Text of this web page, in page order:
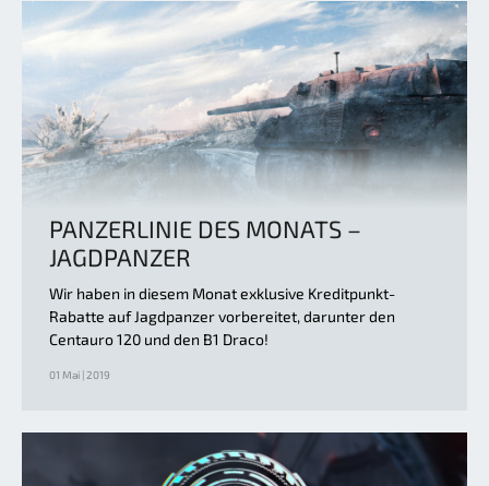
PANZERLINIE DES MONATS –
JAGDPANZER
Wir haben in diesem Monat exklusive Kreditpunkt-
Rabatte auf Jagdpanzer vorbereitet, darunter den
Centauro 120 und den B1 Draco!
01 Mai | 2019